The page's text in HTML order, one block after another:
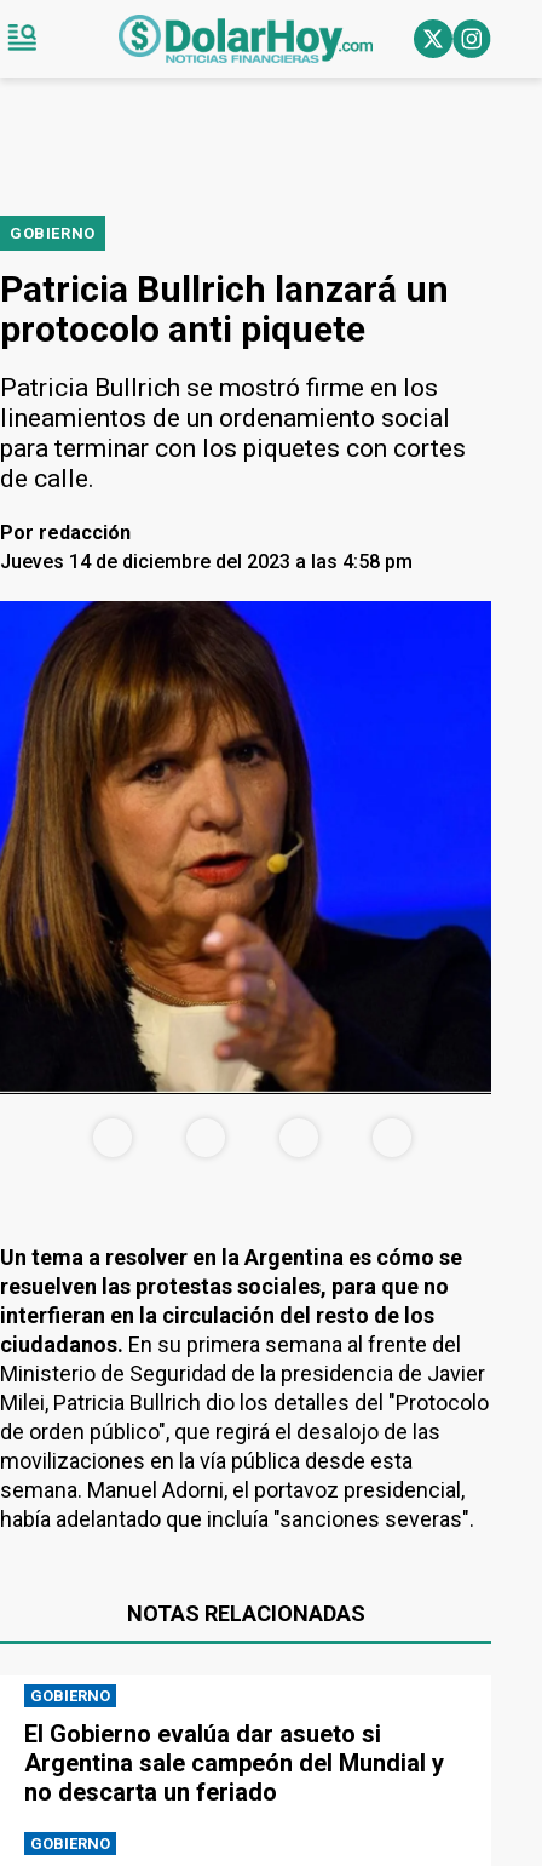
GOBIERNO
Patricia Bullrich lanzará un
protocolo anti piquete
Patricia Bullrich se mostró firme en los
lineamientos de un ordenamiento social
para terminar con los piquetes con cortes
de calle.
Por redacción
Jueves 14 de diciembre del 2023 a las 4:58 pm
Un tema a resolver en la Argentina es cómo se
resuelven las protestas sociales, para que no
interfieran en la circulación del resto de los
ciudadanos. En su primera semana al frente del
Ministerio de Seguridad de la presidencia de Javier
Milei, Patricia Bullrich dio los detalles del "Protocolo
de orden público", que regirá el desalojo de las
movilizaciones en la vía pública desde esta
semana. Manuel Adorni, el portavoz presidencial,
había adelantado que incluía "sanciones severas".
NOTAS RELACIONADAS
GOBIERNO
El Gobierno evalúa dar asueto si
Argentina sale campeón del Mundial y
no descarta un feriado
GOBIERNO